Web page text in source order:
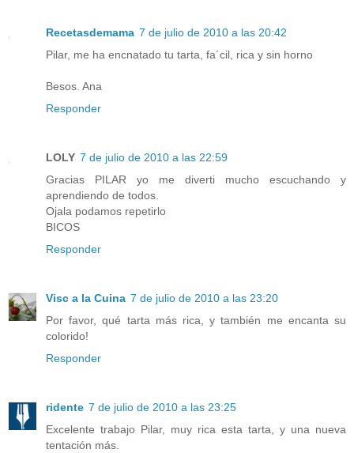
Recetasdemama 7 de julio de 2010 a las 20:42
Pilar, me ha encnatado tu tarta, fa´cil, rica y sin horno
Besos. Ana
Responder
LOLY 7 de julio de 2010 a las 22:59
Gracias PILAR yo me diverti mucho escuchando y
aprendiendo de todos.
Ojala podamos repetirlo
BICOS
Responder
Visc a la Cuina 7 de julio de 2010 a las 23:20
Por favor, qué tarta más rica, y también me encanta su
colorido!
Responder
ridente 7 de julio de 2010 a las 23:25
Excelente trabajo Pilar, muy rica esta tarta, y una nueva
tentación más.